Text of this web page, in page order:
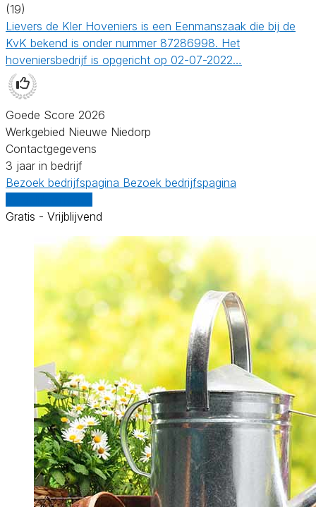
(19)
Lievers de Kler Hoveniers is een Eenmanszaak die bij de
KvK bekend is onder nummer 87286998. Het
hoveniersbedrijf is opgericht op 02-07-2022…
Goede Score 2026
Werkgebied Nieuwe Niedorp
Contactgegevens
3 jaar in bedrijf
Bezoek bedrijfspagina Bezoek bedrijfspagina
Gratis - Vrijblijvend